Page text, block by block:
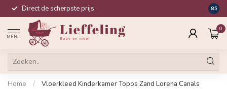
Direct de scherpste prijs 8.5
MENU
0
Home / Vloerkleed Kinderkamer Topos Zand Lorena Canals